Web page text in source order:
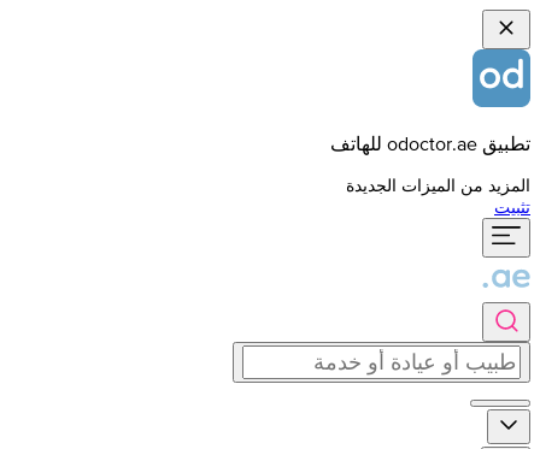
تطبيق odoctor.ae للهاتف
المزيد من الميزات الجديدة
تثبيت